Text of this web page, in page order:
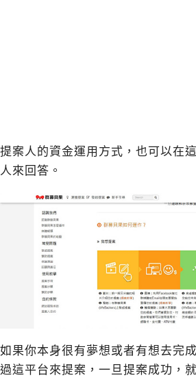
提案人的資金運用方式，也可以在
人來回答。
如果你本身很有夢想或者有想去完
過這平台來提案，一旦提案成功，